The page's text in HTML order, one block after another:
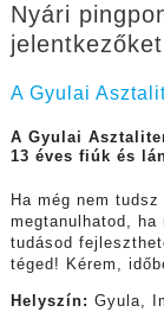
Nyári
jelentkezőket
A Gyulai
A Gyulai
13 éves fiúk és
Ha még nem
megtanulhatod,
tudásod
téged!
Kérem,
Helyszín: Gyula,